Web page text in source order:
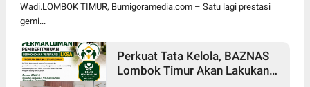
Wadi.LOMBOK TIMUR, Bumigoramedia.com – Satu lagi prestasi
gemi...
Perkuat Tata Kelola, BAZNAS
Lombok Timur Akan Lakukan